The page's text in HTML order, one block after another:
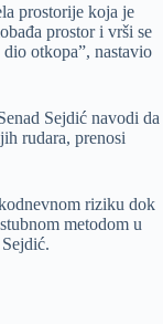
prostorije koja je
prostor i vrši se
otkopa”, nastavio
Sejdić navodi da
rudara, prenosi
riziku dok
metodom u